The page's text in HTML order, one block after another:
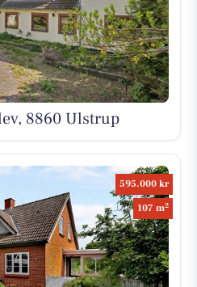
8860 Ulstrup
595.000 kr
107 m2